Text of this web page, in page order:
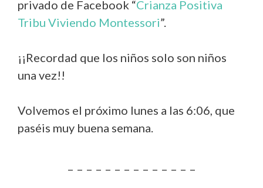
privado de Facebook “Crianza Positiva
Tribu Viviendo Montessori”.
¡¡Recordad que los niños solo son niños
una vez!!
Volvemos el próximo lunes a las 6:06, que
paséis muy buena semana.
– – – – – – – – – – – – – –